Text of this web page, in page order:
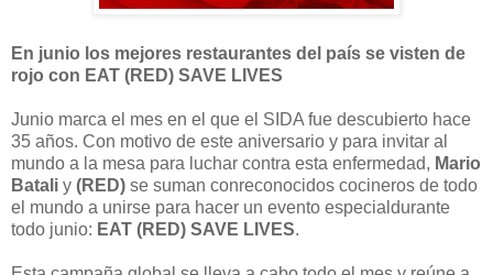
En junio los mejores restaurantes del país se visten de
rojo con EAT (RED) SAVE LIVES
Junio marca el mes en el que el SIDA fue descubierto hace
35 años. Con motivo de este aniversario y para invitar al
mundo a la mesa para luchar contra esta enfermedad, Mario
Batali y (RED) se suman conreconocidos cocineros de todo
el mundo a unirse para hacer un evento especialdurante
todo junio: EAT (RED) SAVE LIVES.